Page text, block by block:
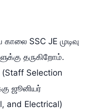
SSC JE முடிவு
தருகிறோம்.
Selection
ஜூனியர்
and Electrical)